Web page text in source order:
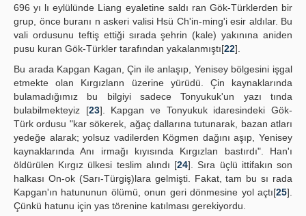
696 yı lı eylülünde Liang eyaletine saldı ran Gök-Türklerden bir
grup, önce buranı n askeri valisi Hsü Ch'in-ming'i esir aldılar. Bu
vali ordusunu teftiş ettiği sırada şehrin (kale) yakınına aniden
pusu kuran Gök-Türkler tarafından yakalanmıştı[22].
Bu arada Kapgan Kagan, Çin ile anlaşıp, Yenisey bölgesini işgal
etmekte olan Kırgızlann üzerine yürüdü. Çin kaynaklarında
bulamadığımız bu bilgiyi sadece Tonyukuk'un yazı tında
bulabilmekteyiz [23]. Kapgan ve Tonyukuk idaresindeki Gök-
Türk ordusu "kar sökerek, ağaç dallarına tutunarak, bazan atları
yedeğe alarak; yolsuz vadilerden Kögmen dağını aşıp, Yenisey
kaynaklarında Anı irmağı kıyısında Kırgızlan bastırdı". Han'ı
öldürülen Kırgız ülkesi teslim alındı [24]. Sıra üçlü ittifakın son
halkası On-ok (Sarı-Türgiş)lara gelmişti. Fakat, tam bu sı rada
Kapgan'ın hatununun ölümü, onun geri dönmesine yol açtı[25].
Çünkü hatunu için yas törenine katılması gerekiyordu.